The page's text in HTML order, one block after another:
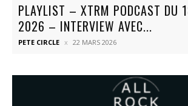
PLAYLIST – XTRM PODCAST DU
2026 – INTERVIEW AVEC...
PETE CIRCLE 22 MARS 2026